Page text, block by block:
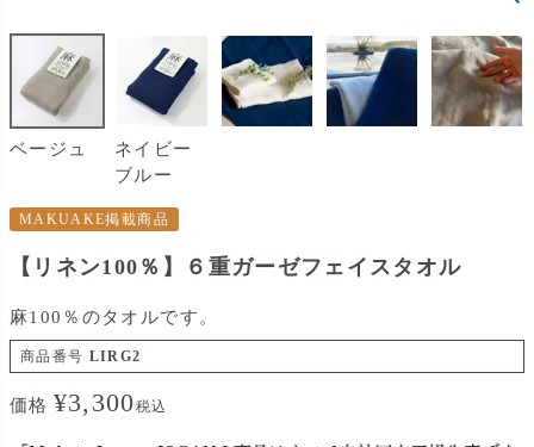
ベージュ
ネイビー
ブルー
MAKUAKE掲載商品
【リネン100％】６重ガーゼフェイスタオル
麻100％のタオルです。
商品番号 LIRG2
価格 ¥3,300税込